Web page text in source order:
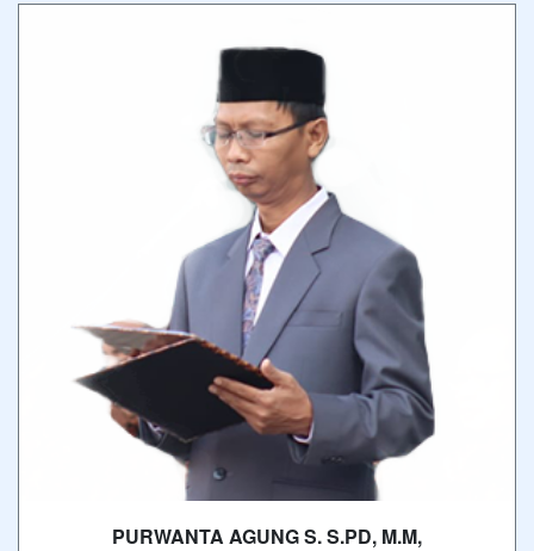
PURWANTA AGUNG S. S.PD, M.M,